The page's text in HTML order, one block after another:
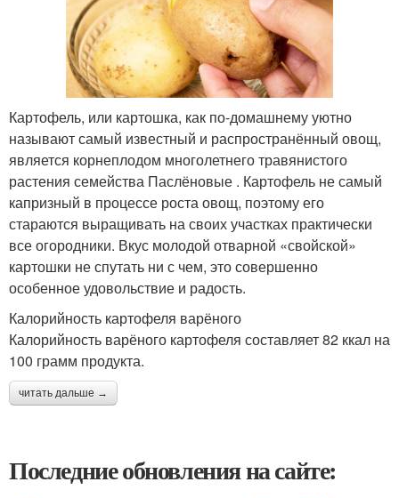
Картофель, или картошка, как по-домашнему уютно
называют самый известный и распространённый овощ,
является корнеплодом многолетнего травянистого
растения семейства Паслёновые . Картофель не самый
капризный в процессе роста овощ, поэтому его
стараются выращивать на своих участках практически
все огородники. Вкус молодой отварной «свойской»
картошки не спутать ни с чем, это совершенно
особенное удовольствие и радость.
Калорийность картофеля варёного
Калорийность варёного картофеля составляет 82 ккал на
100 грамм продукта.
читать дальше →
Последние обновления на сайте: